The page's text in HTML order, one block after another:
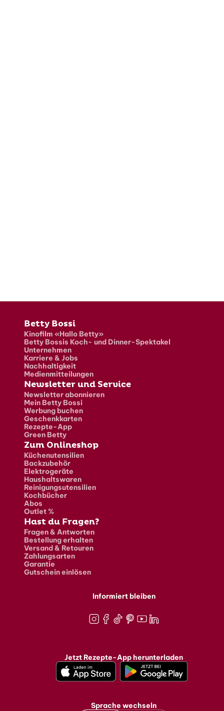
Fusszeile
Betty Bossi
Kinofilm «Hallo Betty»
Betty Bossis Koch- und Dinner-Spektakel
Unternehmen
Karriere & Jobs
Nachhaltigkeit
Medienmitteilungen
Newsletter und Service
Newsletter abonnieren
Mein Betty Bossi
Werbung buchen
Geschenkkarten
Rezepte-App
Green Betty
Zum Onlineshop
Küchenutensilien
Backzubehör
Elektrogeräte
Haushaltswaren
Reinigungsutensilien
Kochbücher
Abos
Outlet %
Hast du Fragen?
Fragen & Antworten
Bestellung erhalten
Versand & Retouren
Zahlungsarten
Garantie
Gutschein einlösen
Informiert bleiben
Jetzt Rezepte-App herunterladen
Sprache wechseln